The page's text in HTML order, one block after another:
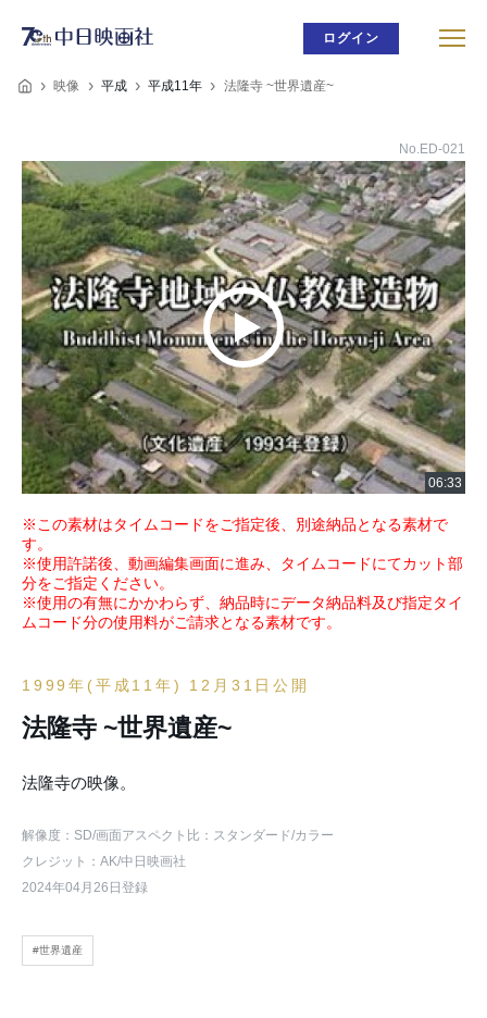
ログイン
映像 平成 平成11年 法隆寺 ~世界遺産~
No.ED-021
※この素材はタイムコードをご指定後、別途納品となる素材で
す。
※使用許諾後、動画編集画面に進み、タイムコードにてカット部
分をご指定ください。
※使用の有無にかかわらず、納品時にデータ納品料及び指定タイ
ムコード分の使用料がご請求となる素材です。
1999年(平成11年) 12月31日公開
法隆寺 ~世界遺産~
法隆寺の映像。
解像度：SD/画面アスペクト比：スタンダード/カラー
クレジット：AK/中日映画社
2024年04月26日登録
#世界遺産